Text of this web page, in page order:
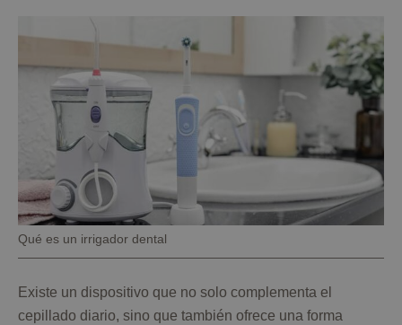
Pie
de
Qué es un irrigador dental
Existe un dispositivo que no solo complementa el
cepillado diario, sino que también ofrece una forma